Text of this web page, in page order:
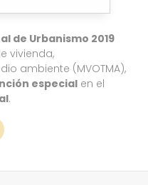
de Urbanismo 2019
vivienda,
ambiente (MVOTMA),
especial en el
.